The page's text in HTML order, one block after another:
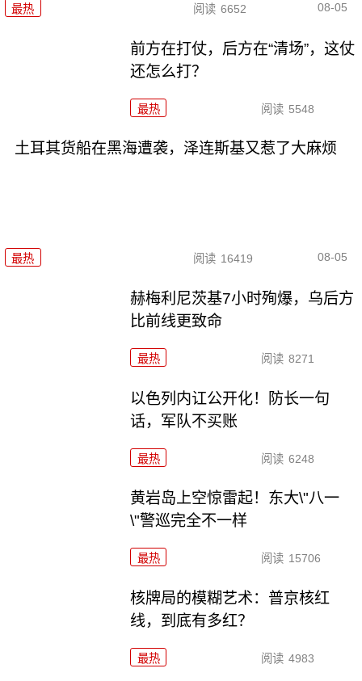
最热 阅读 6652 08-05
前方在打仗，后方在“清场”，这仗
还怎么打？
最热 阅读 5548
土耳其货船在黑海遭袭，泽连斯基又惹了大麻烦
最热 阅读 16419 08-05
赫梅利尼茨基7小时殉爆，乌后方
比前线更致命
最热 阅读 8271
以色列内讧公开化！防长一句
话，军队不买账
最热 阅读 6248
黄岩岛上空惊雷起！东大\"八一
\"警巡完全不一样
最热 阅读 15706
核牌局的模糊艺术：普京核红
线，到底有多红？
最热 阅读 4983